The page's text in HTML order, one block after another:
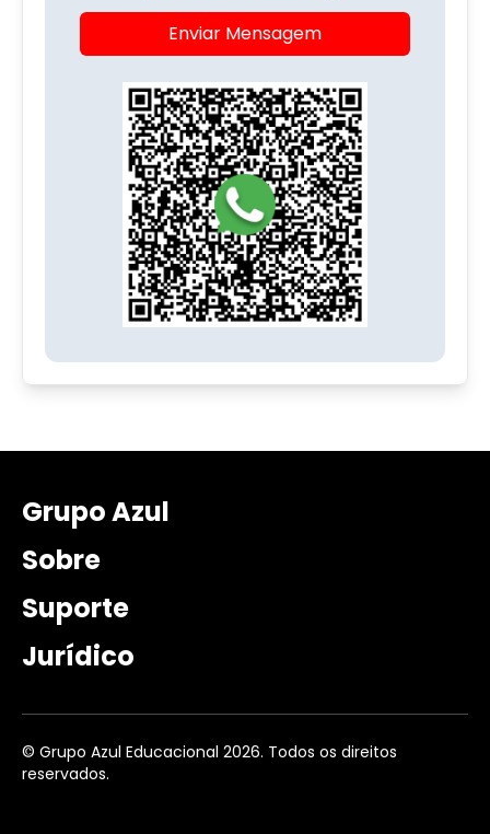
Enviar Mensagem
Grupo Azul
Sobre
Suporte
Jurídico
© Grupo Azul Educacional 2026. Todos os direitos
reservados.